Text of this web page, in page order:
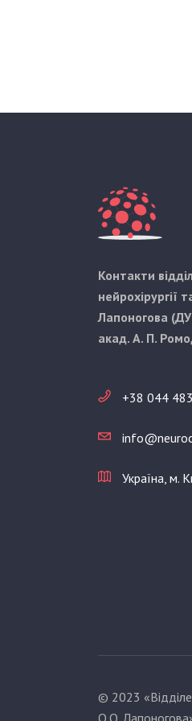
Контакти
нейрохірургії
Лапоногова (ДУ
акад. А. П.
+38 044
Україна, м.
© 2023
О.О.